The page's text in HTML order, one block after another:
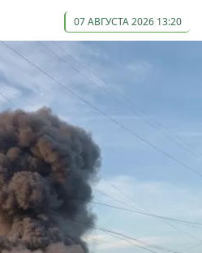
07 АВГУСТА 2026 13:20